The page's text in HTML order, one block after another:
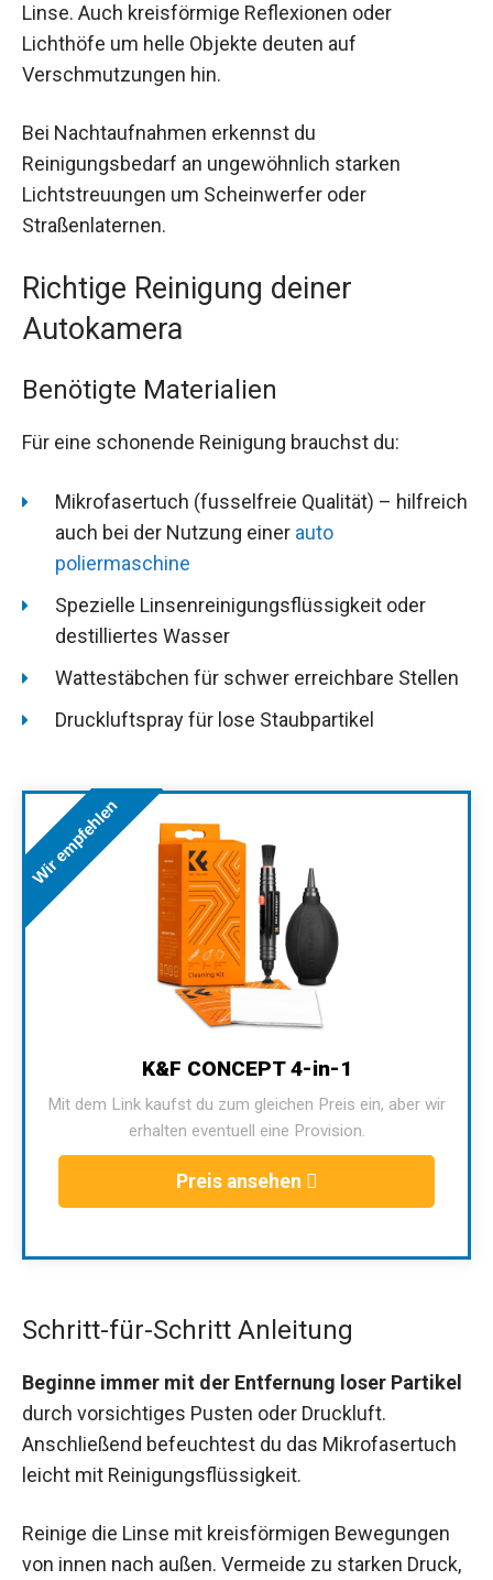
Linse. Auch kreisförmige Reflexionen oder
Lichthöfe um helle Objekte deuten auf
Verschmutzungen hin.
Bei Nachtaufnahmen erkennst du
Reinigungsbedarf an ungewöhnlich starken
Lichtstreuungen um Scheinwerfer oder
Straßenlaternen.
Richtige Reinigung deiner
Autokamera
Benötigte Materialien
Für eine schonende Reinigung brauchst du:
Mikrofasertuch (fusselfreie Qualität) – hilfreich
auch bei der Nutzung einer auto
poliermaschine
Spezielle Linsenreinigungsflüssigkeit oder
destilliertes Wasser
Wattestäbchen für schwer erreichbare Stellen
Druckluftspray für lose Staubpartikel
Wir empfehlen
K&F CONCEPT 4-in-1
Mit dem Link kaufst du zum gleichen Preis ein, aber wir
erhalten eventuell eine Provision.
Preis ansehen
Schritt-für-Schritt Anleitung
Beginne immer mit der Entfernung loser Partikel
durch vorsichtiges Pusten oder Druckluft.
Anschließend befeuchtest du das Mikrofasertuch
leicht mit Reinigungsflüssigkeit.
Reinige die Linse mit kreisförmigen Bewegungen
von innen nach außen. Vermeide zu starken Druck,